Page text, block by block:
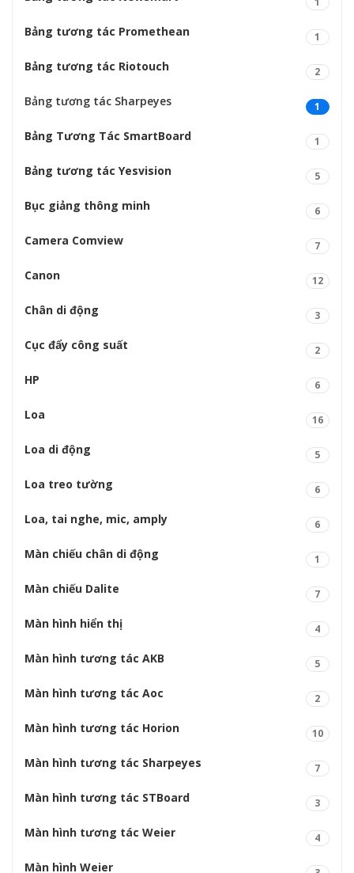
Bảng tương tác Promethean 1
Bảng tương tác Riotouch 2
Bảng tương tác Sharpeyes 1
Bảng Tương Tác SmartBoard 1
Bảng tương tác Yesvision 5
Bục giảng thông minh 6
Camera Comview 7
Canon 12
Chân di động 3
Cục đẩy công suất 2
HP 6
Loa 16
Loa di động 5
Loa treo tường 6
Loa, tai nghe, mic, amply 6
Màn chiếu chân di động 1
Màn chiếu Dalite 7
Màn hình hiển thị 4
Màn hình tương tác AKB 5
Màn hình tương tác Aoc 2
Màn hình tương tác Horion 10
Màn hình tương tác Sharpeyes 7
Màn hình tương tác STBoard 3
Màn hình tương tác Weier 4
Màn hình Weier